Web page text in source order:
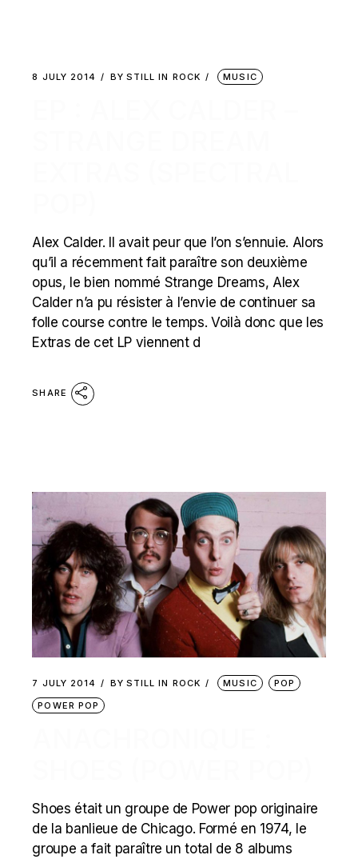
8 JULY 2014 BY STILL IN ROCK MUSIC
Alex Calder. Il avait peur que l’on s’ennuie. Alors
qu’il a récemment fait paraître son deuxième
opus, le bien nommé Strange Dreams, Alex
Calder n’a pu résister à l’envie de continuer sa
folle course contre le temps. Voilà donc que les
Extras de cet LP viennent d
SHARE
7 JULY 2014 BY STILL IN ROCK MUSIC
POP
POWER POP
Shoes était un groupe de Power pop originaire
de la banlieue de Chicago. Formé en 1974, le
groupe a fait paraître un total de 8 albums